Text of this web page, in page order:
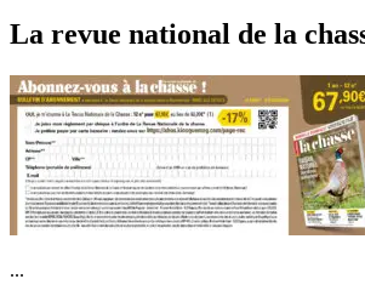
La revue national de la
...